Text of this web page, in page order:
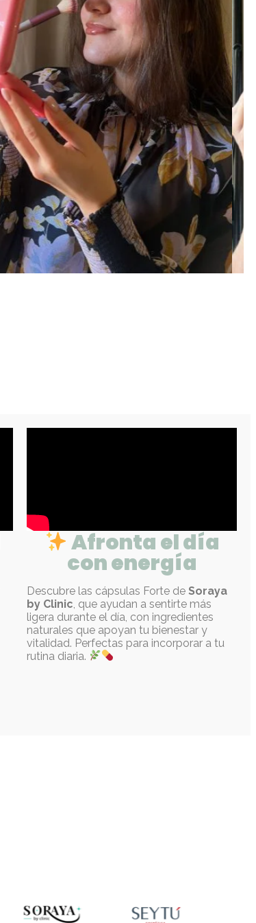
Afronta el día
con energía
Descubre las cápsulas Forte de Soraya
by Clinic, que ayudan a sentirte más
ligera durante el día, con ingredientes
naturales que apoyan tu bienestar y
vitalidad. Perfectas para incorporar a tu
rutina diaria.